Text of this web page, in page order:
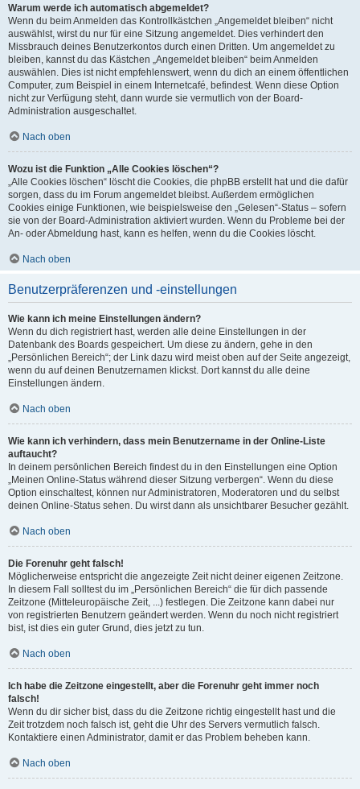
Warum werde ich automatisch abgemeldet?
Wenn du beim Anmelden das Kontrollkästchen „Angemeldet bleiben“ nicht
auswählst, wirst du nur für eine Sitzung angemeldet. Dies verhindert den
Missbrauch deines Benutzerkontos durch einen Dritten. Um angemeldet zu
bleiben, kannst du das Kästchen „Angemeldet bleiben“ beim Anmelden
auswählen. Dies ist nicht empfehlenswert, wenn du dich an einem öffentlichen
Computer, zum Beispiel in einem Internetcafé, befindest. Wenn diese Option
nicht zur Verfügung steht, dann wurde sie vermutlich von der Board-
Administration ausgeschaltet.
Nach oben
Wozu ist die Funktion „Alle Cookies löschen“?
„Alle Cookies löschen“ löscht die Cookies, die phpBB erstellt hat und die dafür
sorgen, dass du im Forum angemeldet bleibst. Außerdem ermöglichen
Cookies einige Funktionen, wie beispielsweise den „Gelesen“-Status – sofern
sie von der Board-Administration aktiviert wurden. Wenn du Probleme bei der
An- oder Abmeldung hast, kann es helfen, wenn du die Cookies löscht.
Nach oben
Benutzerpräferenzen und -einstellungen
Wie kann ich meine Einstellungen ändern?
Wenn du dich registriert hast, werden alle deine Einstellungen in der
Datenbank des Boards gespeichert. Um diese zu ändern, gehe in den
„Persönlichen Bereich“; der Link dazu wird meist oben auf der Seite angezeigt,
wenn du auf deinen Benutzernamen klickst. Dort kannst du alle deine
Einstellungen ändern.
Nach oben
Wie kann ich verhindern, dass mein Benutzername in der Online-Liste
auftaucht?
In deinem persönlichen Bereich findest du in den Einstellungen eine Option
„Meinen Online-Status während dieser Sitzung verbergen“. Wenn du diese
Option einschaltest, können nur Administratoren, Moderatoren und du selbst
deinen Online-Status sehen. Du wirst dann als unsichtbarer Besucher gezählt.
Nach oben
Die Forenuhr geht falsch!
Möglicherweise entspricht die angezeigte Zeit nicht deiner eigenen Zeitzone.
In diesem Fall solltest du im „Persönlichen Bereich“ die für dich passende
Zeitzone (Mitteleuropäische Zeit, ...) festlegen. Die Zeitzone kann dabei nur
von registrierten Benutzern geändert werden. Wenn du noch nicht registriert
bist, ist dies ein guter Grund, dies jetzt zu tun.
Nach oben
Ich habe die Zeitzone eingestellt, aber die Forenuhr geht immer noch
falsch!
Wenn du dir sicher bist, dass du die Zeitzone richtig eingestellt hast und die
Zeit trotzdem noch falsch ist, geht die Uhr des Servers vermutlich falsch.
Kontaktiere einen Administrator, damit er das Problem beheben kann.
Nach oben